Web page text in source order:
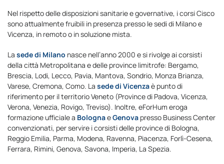
Nel rispetto delle disposizioni sanitarie e governative, i corsi Cisco
sono attualmente fruibili in presenza presso le sedi di Milano e
Vicenza, in remoto o in soluzione mista.
La sede di Milano nasce nell’anno 2000 e si rivolge ai corsisti
della città Metropolitana e delle province limitrofe: Bergamo,
Brescia, Lodi, Lecco, Pavia, Mantova, Sondrio, Monza Brianza,
Varese, Cremona, Como. La sede di Vicenzaè punto di
riferimento per il territorio Veneto (Province di Padova, Vicenza,
Verona, Venezia, Rovigo, Treviso). Inoltre, eForHum eroga
formazione ufficiale a BolognaeGenova presso Business Center
convenzionati, per servire i corsisti delle province di Bologna,
Reggio Emilia, Parma, Modena, Ravenna, Piacenza, Forlì-Cesena,
Ferrara, Rimini, Genova, Savona, Imperia, La Spezia.